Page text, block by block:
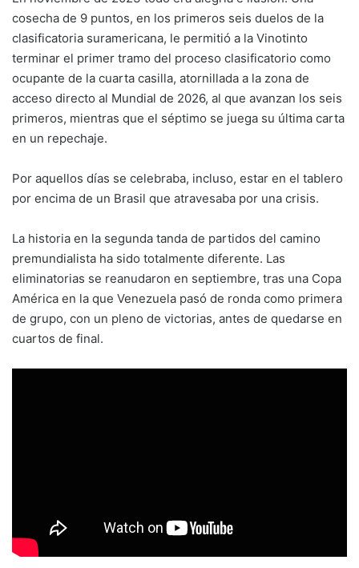
cosecha de 9 puntos, en los primeros seis duelos de la
clasificatoria suramericana, le permitió a la Vinotinto
terminar el primer tramo del proceso clasificatorio como
ocupante de la cuarta casilla, atornillada a la zona de
acceso directo al Mundial de 2026, al que avanzan los seis
primeros, mientras que el séptimo se juega su última carta
en un repechaje.
Por aquellos días se celebraba, incluso, estar en el tablero
por encima de un Brasil que atravesaba por una crisis.
La historia en la segunda tanda de partidos del camino
premundialista ha sido totalmente diferente. Las
eliminatorias se reanudaron en septiembre, tras una Copa
América en la que Venezuela pasó de ronda como primera
de grupo, con un pleno de victorias, antes de quedarse en
cuartos de final.